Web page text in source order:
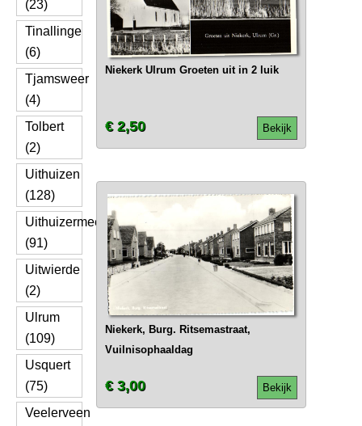
(23)
Tinallinge
(6)
Tjamsweer
(4)
Tolbert
(2)
Uithuizen
(128)
Uithuizermeeden
(91)
Uitwierde
(2)
Ulrum
(109)
Usquert
(75)
Veelerveen
Niekerk Ulrum Groeten uit in 2 luik
Bekijk
€ 2,50
Niekerk, Burg. Ritsemastraat,
Vuilnisophaaldag
Bekijk
€ 3,00